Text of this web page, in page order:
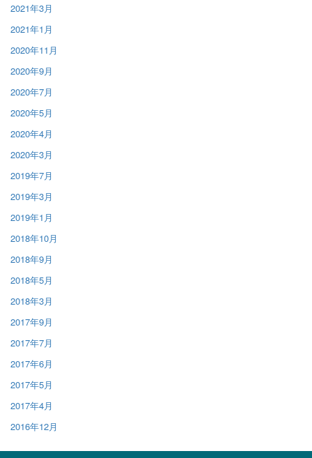
2021年3月
2021年1月
2020年11月
2020年9月
2020年7月
2020年5月
2020年4月
2020年3月
2019年7月
2019年3月
2019年1月
2018年10月
2018年9月
2018年5月
2018年3月
2017年9月
2017年7月
2017年6月
2017年5月
2017年4月
2016年12月